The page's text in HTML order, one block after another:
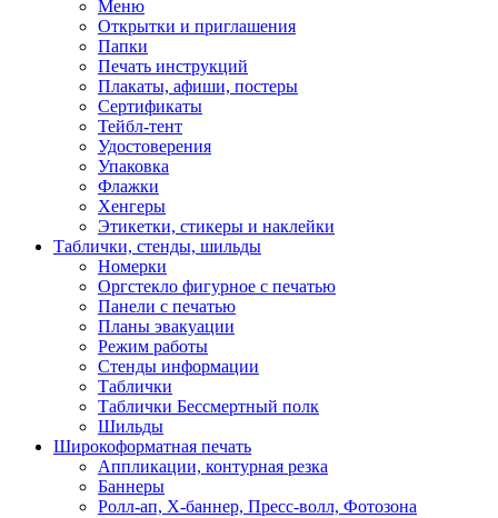
Меню
Открытки и приглашения
Папки
Печать инструкций
Плакаты, афиши, постеры
Сертификаты
Тейбл-тент
Удостоверения
Упаковка
Флажки
Хенгеры
Этикетки, стикеры и наклейки
Таблички, стенды, шильды
Номерки
Оргстекло фигурное с печатью
Панели с печатью
Планы эвакуации
Режим работы
Стенды информации
Таблички
Таблички Бессмертный полк
Шильды
Широкоформатная печать
Аппликации, контурная резка
Баннеры
Ролл-ап, X-баннер, Пресс-волл, Фотозона